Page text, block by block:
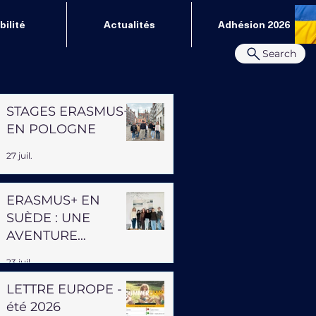
Search
Actualités Adhésion 2026
STAGES ERASMUS+
EN POLOGNE
27 juil.
ERASMUS+ EN
SUÈDE : UNE
AVENTURE
ET HUMAINE
23 juil.
LETTRE EUROPE -
été 2026